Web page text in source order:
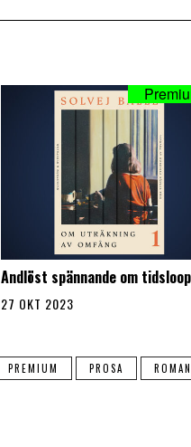
Andlöst spännande om tidsloop
27 OKT 2023
PREMIUM PROSA
ROMAN